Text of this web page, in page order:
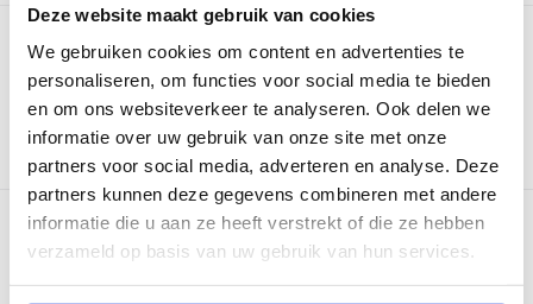
Deze website maakt gebruik van cookies
We gebruiken cookies om content en advertenties te
personaliseren, om functies voor social media te bieden
en om ons websiteverkeer te analyseren. Ook delen we
informatie over uw gebruik van onze site met onze
partners voor social media, adverteren en analyse. Deze
partners kunnen deze gegevens combineren met andere
informatie die u aan ze heeft verstrekt of die ze hebben
verzameld op basis van uw gebruik van hun services.
De hoes is lichtgewicht, UV resistent, waterproof, ademend en
heeft diverse geavanceerde bevestigingsmogelijkheden.
Gemaakt van 100% gerecycleerd PET plastic materials (met
uitzondering van bevestigingsriemen).
Bekijk dit product in onze winkels